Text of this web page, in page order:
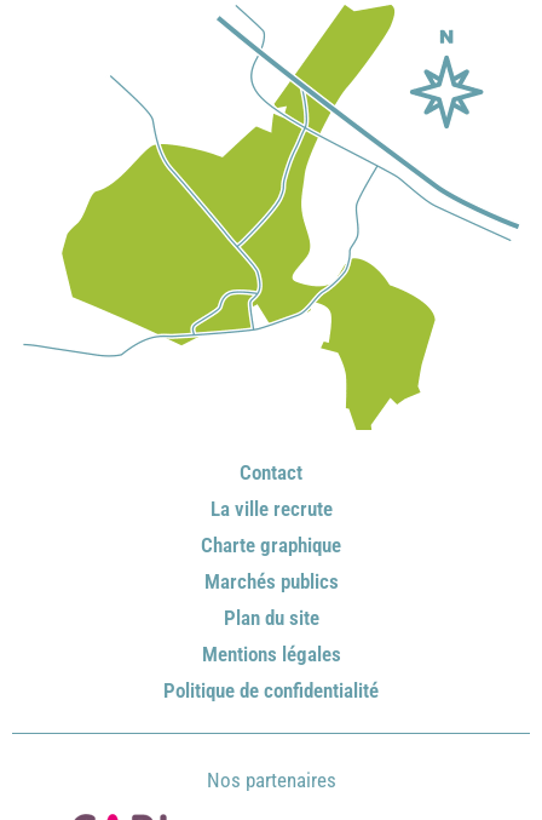
Contact
La ville recrute
Charte graphique
Marchés publics
Plan du site
Mentions légales
Politique de confidentialité
Nos partenaires